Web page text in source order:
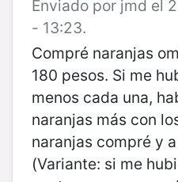
Enviado por jmd el
- 13:23.
Compré naranjas
180 pesos. Si me
menos cada una,
naranjas más con
naranjas compré y
(Variante: si me